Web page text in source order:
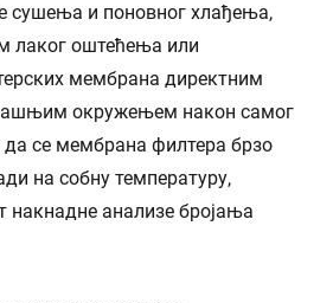
сушења и поновног хлађења,
лаког оштећења или
мембрана директним
окружењем након самог
се мембрана филтера брзо
на собну температуру,
накнадне анализе бројања